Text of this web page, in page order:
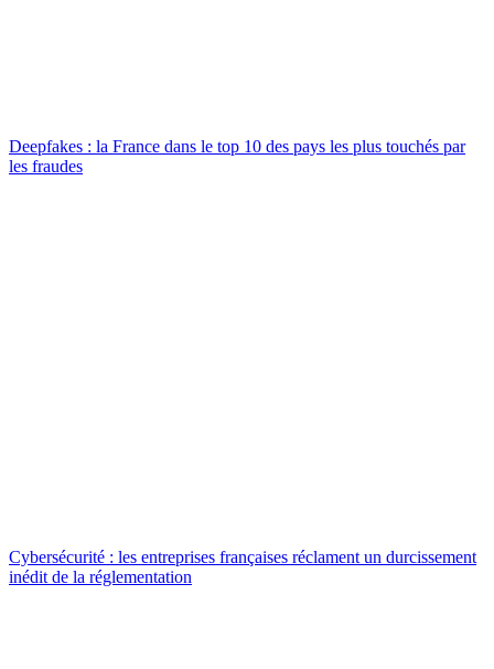
Deepfakes : la France dans le top 10 des pays les plus touchés par
les fraudes
Cybersécurité : les entreprises françaises réclament un durcissement
inédit de la réglementation